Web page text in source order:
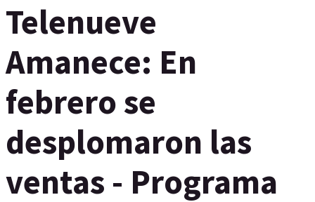
Telenueve
Amanece: En
febrero se
desplomaron las
ventas - Programa